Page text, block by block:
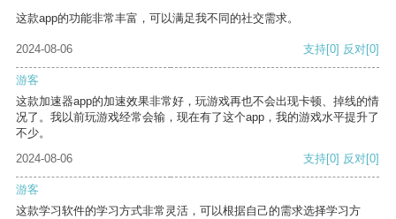
这款app的功能非常丰富，可以满足我不同的社交需求。
2024-08-06 支持[0] 反对[0]
游客
这款加速器app的加速效果非常好，玩游戏再也不会出现卡顿、掉线的情
况了。我以前玩游戏经常会输，现在有了这个app，我的游戏水平提升了
不少。
2024-08-06
支持[0] 反对[0]
游客
这款学习软件的学习方式非常灵活，可以根据自己的需求选择学习方